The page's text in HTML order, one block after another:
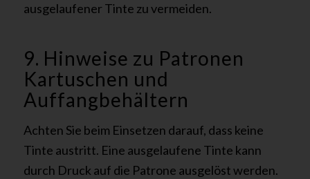
ausgelaufener Tinte zu vermeiden.
9. Hinweise zu Patronen
Kartuschen und
Auffangbehältern
Achten Sie beim Einsetzen darauf, dass keine
Tinte austritt. Eine ausgelaufene Tinte kann
durch Druck auf die Patrone ausgelöst werden.